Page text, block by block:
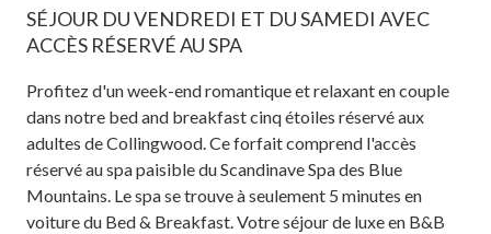
SÉJOUR DU VENDREDI ET DU SAMEDI AVEC
ACCÈS RÉSERVÉ AU SPA
Profitez d'un week-end romantique et relaxant en couple
dans notre bed and breakfast cinq étoiles réservé aux
adultes de Collingwood. Ce forfait comprend l'accès
réservé au spa paisible du Scandinave Spa des Blue
Mountains. Le spa se trouve à seulement 5 minutes en
voiture du Bed & Breakfast. Votre séjour de luxe en B&B